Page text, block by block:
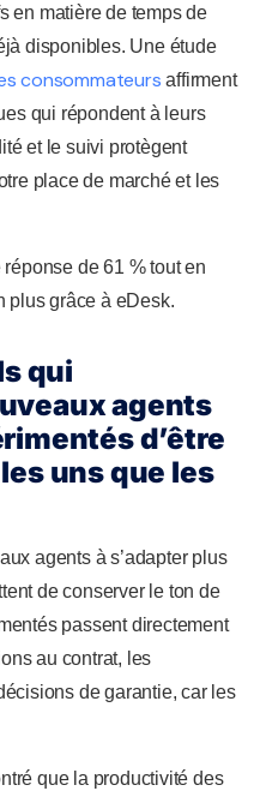
en matière de temps de
disponibles. Une étude
consommateurs affirment
qui répondent à leurs
et le suivi protègent
place de marché et les
de 61 % tout en
plus grâce à eDesk.
qui
agents
d’être
uns que les
agents à s’adapter plus
de conserver le ton de
passent directement
au contrat, les
de garantie, car les
que la productivité des